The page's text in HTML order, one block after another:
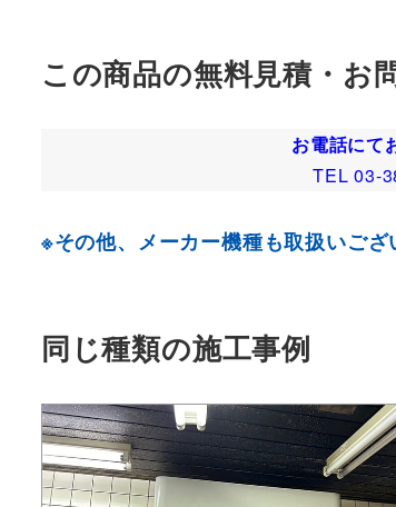
この商品の無料見積・お
お電話にて
TEL 03-
※その他、メーカー機種も取扱いご
同じ種類の施工事例